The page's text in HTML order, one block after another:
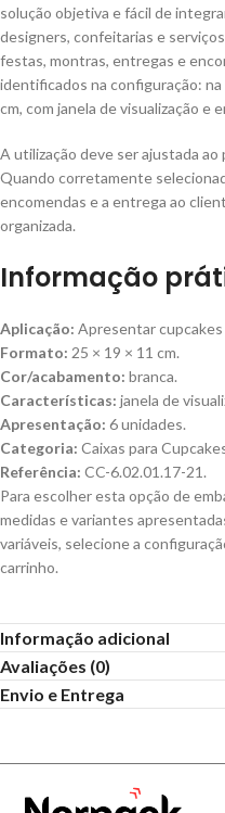
solução objetiva e fácil de
designers, confeitarias e
festas, montras, entregas e
identificados na configuração:
cm, com janela de visualização e
A utilização deve ser ajustada
Quando corretamente
encomendas e a entrega ao
organizada.
Informação
Aplicação: Apresentar cupcakes
Formato: 25 × 19 × 11 cm.
Cor/acabamento: branca.
Características: janela de
Apresentação: 6 unidades.
Categoria: Caixas para
Referência: CC-6.02.01.17-21.
Para escolher esta opção de
medidas e variantes
variáveis, selecione a
carrinho.
Informação adicional
Avaliações (0)
Envio e Entrega